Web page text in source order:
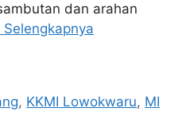
dan arahan
Selengkapnya
, KKMI Lowokwaru, MI